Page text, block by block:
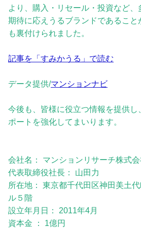
より、購入・リセール・投資など
期待に応えうるブランドであること
も裏付けられました。
記事を「すみかうる」で読む
データ提供/マンションナビ
今後も、皆様に役立つ情報を提供し
ポートを強化してまいります。
会社名： マンションリサーチ株式会
代表取締役社長： 山田力
所在地： 東京都千代田区神田美土
ル５階
設立年月日： 2011年4月
資本金 ： 1億円